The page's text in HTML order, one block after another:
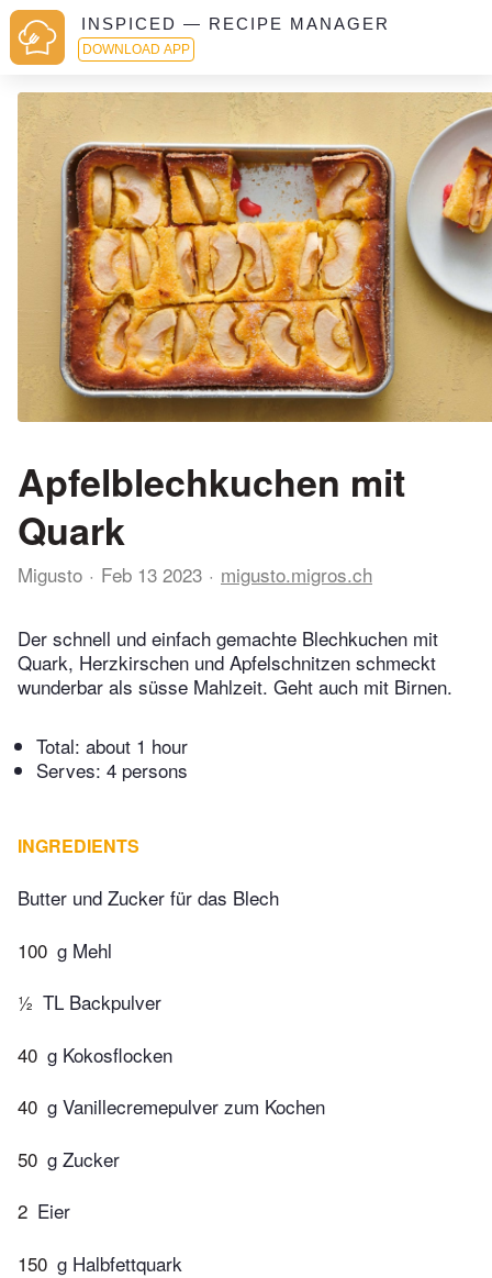
INSPICED — RECIPE MANAGER
DOWNLOAD APP
Apfelblechkuchen mit
Quark
Migusto Feb 13 2023 migusto.migros.ch
Der schnell und einfach gemachte Blechkuchen mit
Quark, Herzkirschen und Apfelschnitzen schmeckt
wunderbar als süsse Mahlzeit. Geht auch mit Birnen.
Total: about 1 hour
Serves: 4 persons
INGREDIENTS
Butter und Zucker für das Blech
100 g Mehl
½ TL Backpulver
40 g Kokosflocken
40 g Vanillecremepulver zum Kochen
50 g Zucker
2 Eier
150 g Halbfettquark